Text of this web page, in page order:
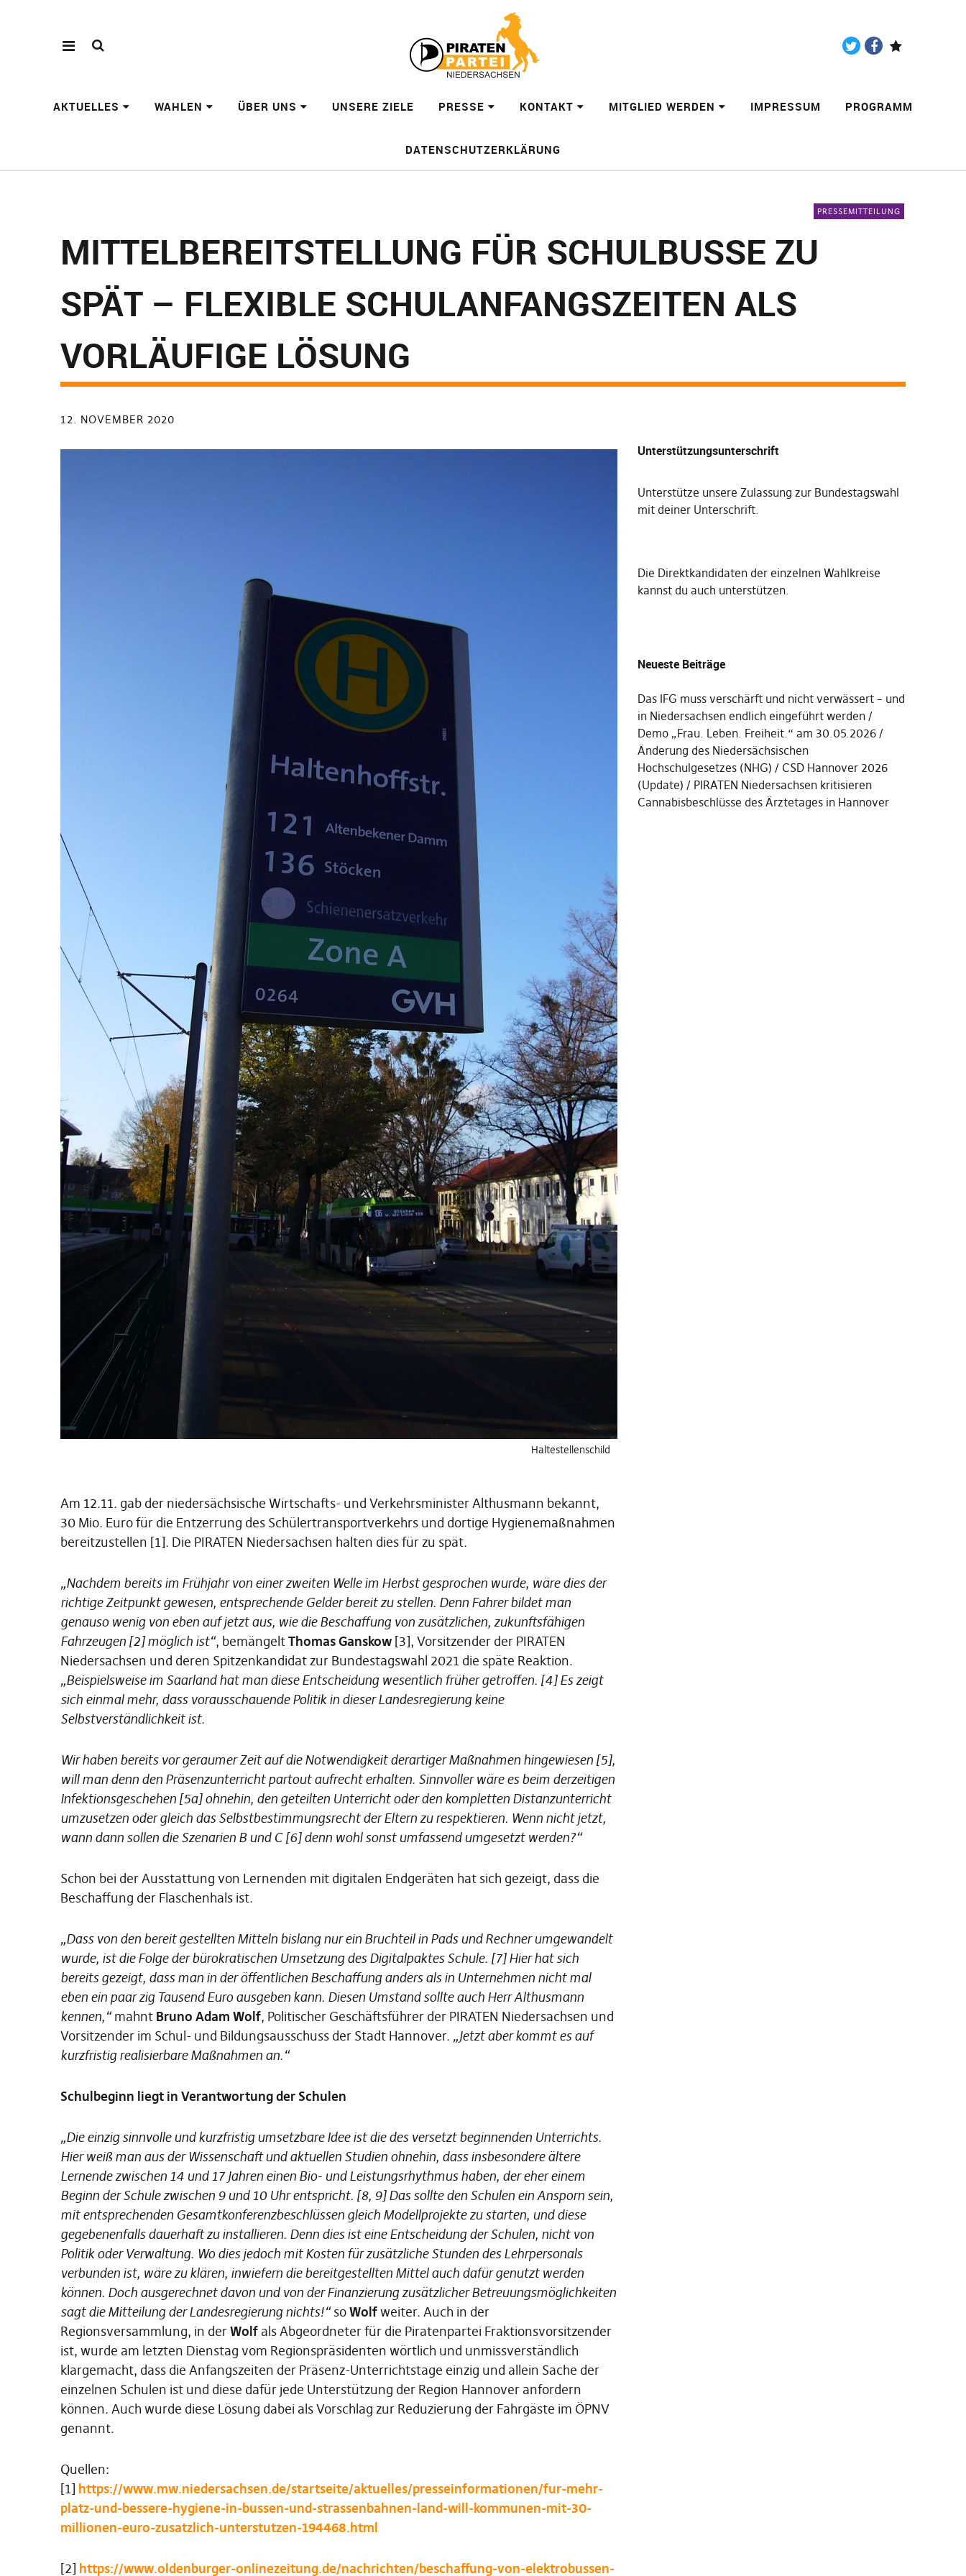
AKTUELLES WAHLEN ÜBER UNS UNSERE ZIELE PRESSE KONTAKT MITGLIED WERDEN IMPRESSUM PROGRAMM
DATENSCHUTZERKLÄRUNG
PRESSEMITTEILUNG
MITTELBEREITSTELLUNG FÜR SCHULBUSSE ZU
SPÄT – FLEXIBLE SCHULANFANGSZEITEN ALS
VORLÄUFIGE LÖSUNG
12. NOVEMBER 2020
Haltestellenschild
Am 12.11. gab der niedersächsische Wirtschafts- und Verkehrsminister Althusmann bekannt,
30 Mio. Euro für die Entzerrung des Schülertransportverkehrs und dortige Hygienemaßnahmen
bereitzustellen [1]. Die PIRATEN Niedersachsen halten dies für zu spät.
„Nachdem bereits im Frühjahr von einer zweiten Welle im Herbst gesprochen wurde, wäre dies der
richtige Zeitpunkt gewesen, entsprechende Gelder bereit zu stellen. Denn Fahrer bildet man
genauso wenig von eben auf jetzt aus, wie die Beschaffung von zusätzlichen, zukunftsfähigen
Fahrzeugen [2] möglich ist“, bemängeltThomas Ganskow [3], Vorsitzender der PIRATEN
Niedersachsen und deren Spitzenkandidat zur Bundestagswahl 2021 die späte Reaktion.
„Beispielsweise im Saarland hat man diese Entscheidung wesentlich früher getroffen. [4] Es zeigt
sich einmal mehr, dass vorausschauende Politik in dieser Landesregierung keine
Selbstverständlichkeit ist.
Wir haben bereits vor geraumer Zeit auf die Notwendigkeit derartiger Maßnahmen hingewiesen [5],
will man denn den Präsenzunterricht partout aufrecht erhalten. Sinnvoller wäre es beim derzeitigen
Infektionsgeschehen [5a] ohnehin, den geteilten Unterricht oder den kompletten Distanzunterricht
umzusetzen oder gleich das Selbstbestimmungsrecht der Eltern zu respektieren. Wenn nicht jetzt,
wann dann sollen die Szenarien B und C [6] denn wohl sonst umfassend umgesetzt werden?“
Schon bei der Ausstattung von Lernenden mit digitalen Endgeräten hat sich gezeigt, dass die
Beschaffung der Flaschenhals ist.
„Dass von den bereit gestellten Mitteln bislang nur ein Bruchteil in Pads und Rechner umgewandelt
wurde, ist die Folge der bürokratischen Umsetzung des Digitalpaktes Schule. [7] Hier hat sich
bereits gezeigt, dass man in der öffentlichen Beschaffung anders als in Unternehmen nicht mal
eben ein paar zig Tausend Euro ausgeben kann. Diesen Umstand sollte auch Herr Althusmann
kennen,“mahnt Bruno Adam Wolf, Politischer Geschäftsführer der PIRATEN Niedersachsen und
Vorsitzender im Schul- und Bildungsausschuss der Stadt Hannover. „Jetzt aber kommt es auf
kurzfristig realisierbare Maßnahmen an.“
Schulbeginn liegt in Verantwortung der Schulen
„Die einzig sinnvolle und kurzfristig umsetzbare Idee ist die des versetzt beginnenden Unterrichts.
Hier weiß man aus der Wissenschaft und aktuellen Studien ohnehin, dass insbesondere ältere
Lernende zwischen 14 und 17 Jahren einen Bio- und Leistungsrhythmus haben, der eher einem
Beginn der Schule zwischen 9 und 10 Uhr entspricht. [8, 9] Das sollte den Schulen ein Ansporn sein,
mit entsprechenden Gesamtkonferenzbeschlüssen gleich Modellprojekte zu starten, und diese
gegebenenfalls dauerhaft zu installieren. Denn dies ist eine Entscheidung der Schulen, nicht von
Politik oder Verwaltung. Wo dies jedoch mit Kosten für zusätzliche Stunden des Lehrpersonals
verbunden ist, wäre zu klären, inwiefern die bereitgestellten Mittel auch dafür genutzt werden
können. Doch ausgerechnet davon und von der Finanzierung zusätzlicher Betreuungsmöglichkeiten
sagt die Mitteilung der Landesregierung nichts!“soWolfweiter. Auch in der
Regionsversammlung, in derWolf als Abgeordneter für die Piratenpartei Fraktionsvorsitzender
ist, wurde am letzten Dienstag vom Regionspräsidenten wörtlich und unmissverständlich
klargemacht, dass die Anfangszeiten der Präsenz-Unterrichtstage einzig und allein Sache der
einzelnen Schulen ist und diese dafür jede Unterstützung der Region Hannover anfordern
können. Auch wurde diese Lösung dabei als Vorschlag zur Reduzierung der Fahrgäste im ÖPNV
genannt.
Quellen:
[1] https://www.mw.niedersachsen.de/startseite/aktuelles/presseinformationen/fur-mehr-
platz-und-bessere-hygiene-in-bussen-und-strassenbahnen-land-will-kommunen-mit-30-
millionen-euro-zusatzlich-unterstutzen-194468.html
[2] https://www.oldenburger-onlinezeitung.de/nachrichten/beschaffung-von-elektrobussen-
Unterstützungsunterschrift
Unterstütze unsere Zulassung zur Bundestagswahl
mit deiner Unterschrift.
Die Direktkandidaten der einzelnen Wahlkreise
kannst du auch unterstützen.
Neueste Beiträge
Das IFG muss verschärft und nicht verwässert – und
in Niedersachsen endlich eingeführt werden
Demo „Frau. Leben. Freiheit.“ am 30.05.2026
Änderung des Niedersächsischen
Hochschulgesetzes (NHG)
CSD Hannover 2026
(Update)
PIRATEN Niedersachsen kritisieren
Cannabisbeschlüsse des Ärztetages in Hannover